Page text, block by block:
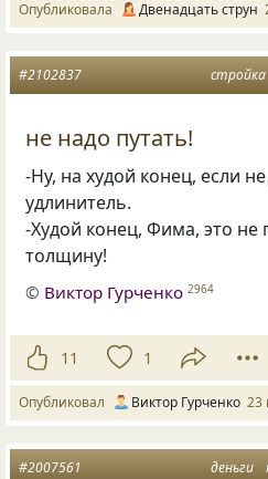
Опубликовала Двенадцать струн
стройка
#2102837
не надо путать!
-Ну, на худой конец, если
удлинитель.
-Худой конец, Фима, это не
толщину!
© Виктор Гурченко 2964
11 1
Опубликовал Виктор Гурченко 23
деньги
#2007561